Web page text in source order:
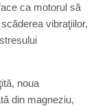
ca motorul să
vibraţiilor,
noua
din magneziu,